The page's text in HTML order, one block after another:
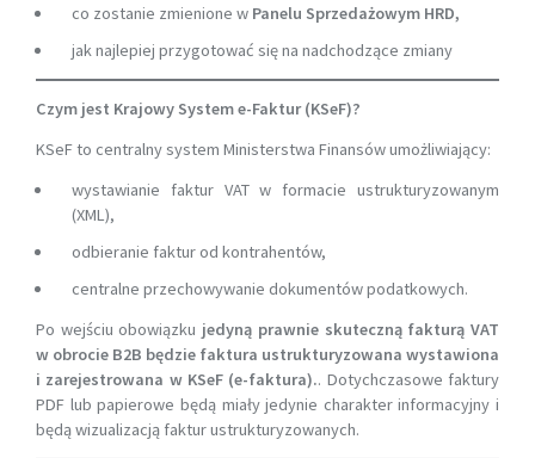
co zostanie zmienione w Panelu Sprzedażowym HRD,
jak najlepiej przygotować się na nadchodzące zmiany
Czym jest Krajowy System e-Faktur (KSeF)?
KSeF to centralny system Ministerstwa Finansów umożliwiający:
wystawianie faktur VAT w formacie ustrukturyzowanym
(XML),
odbieranie faktur od kontrahentów,
centralne przechowywanie dokumentów podatkowych.
Po wejściu obowiązku jedyną prawnie skuteczną fakturą VAT
w obrocie B2B będzie faktura ustrukturyzowana wystawiona
i zarejestrowana w KSeF (e-faktura).. Dotychczasowe faktury
PDF lub papierowe będą miały jedynie charakter informacyjny i
będą wizualizacją faktur ustrukturyzowanych.